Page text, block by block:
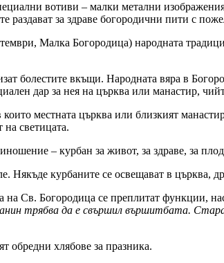
вотиви – малки метални
раздават за здраве богородични пити с
Малка Богородица) народната
болестите вкъщи. Народната вяра в
дар за нея на църква или манастир,
местната църква или близкият
на светицата.
– курбан за живот, за здраве, за
Някъде курбаните се освещават в църква,
Св. Богородица се преплитат функции,
трябва да е свършил вършитбата.
обредни хлябове за празника.